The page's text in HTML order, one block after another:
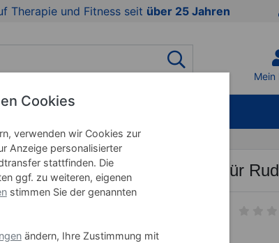
Therapie und Fitness seit über 25 Jahren
Mein
Fluid Rückenlehne für
Cookies
verwenden wir Cookies zur
Anzeige personalisierter
stattfinden. Die
ggf. zu weiteren, eigenen
stimmen Sie der genannten
ändern, Ihre Zustimmung mit